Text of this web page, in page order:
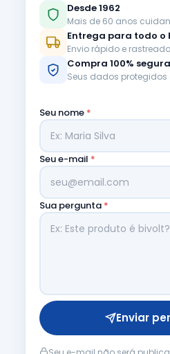
Desde 1962
Mais de 60 anos
Entrega para todo o
Envio rápido e rastreado
Compra 100% segura
Seus dados
Seu nome *
Seu e-mail *
Sua pergunta *
Enviar